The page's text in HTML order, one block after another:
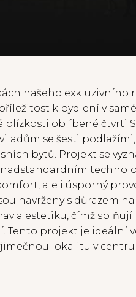
našeho exkluzivního
k bydlení v
blízkosti oblíbené čtvrti
se šesti
bytů. Projekt se
ale i úsporný
navrženy s důrazem
a estetiku, čímž
Tento projekt je ideální
lokalitu v centru